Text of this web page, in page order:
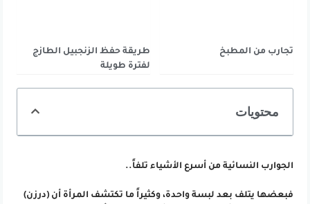
تجارب من المطبخ
طريقة حفظ الزنجبيل الطازج
لفترة طويلة
محتويات
الجوارب النسائية من أسرع الأشياء تلفاً..
فبعضها يتلف بعد لبسة واحدة، وكثيراً ما تكتشف المرأة أن (درزن)